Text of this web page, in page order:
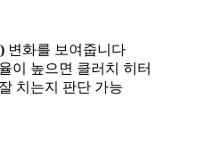
변화를 보여줍니다
이 높으면 클러치 히터
치는지 판단 가능